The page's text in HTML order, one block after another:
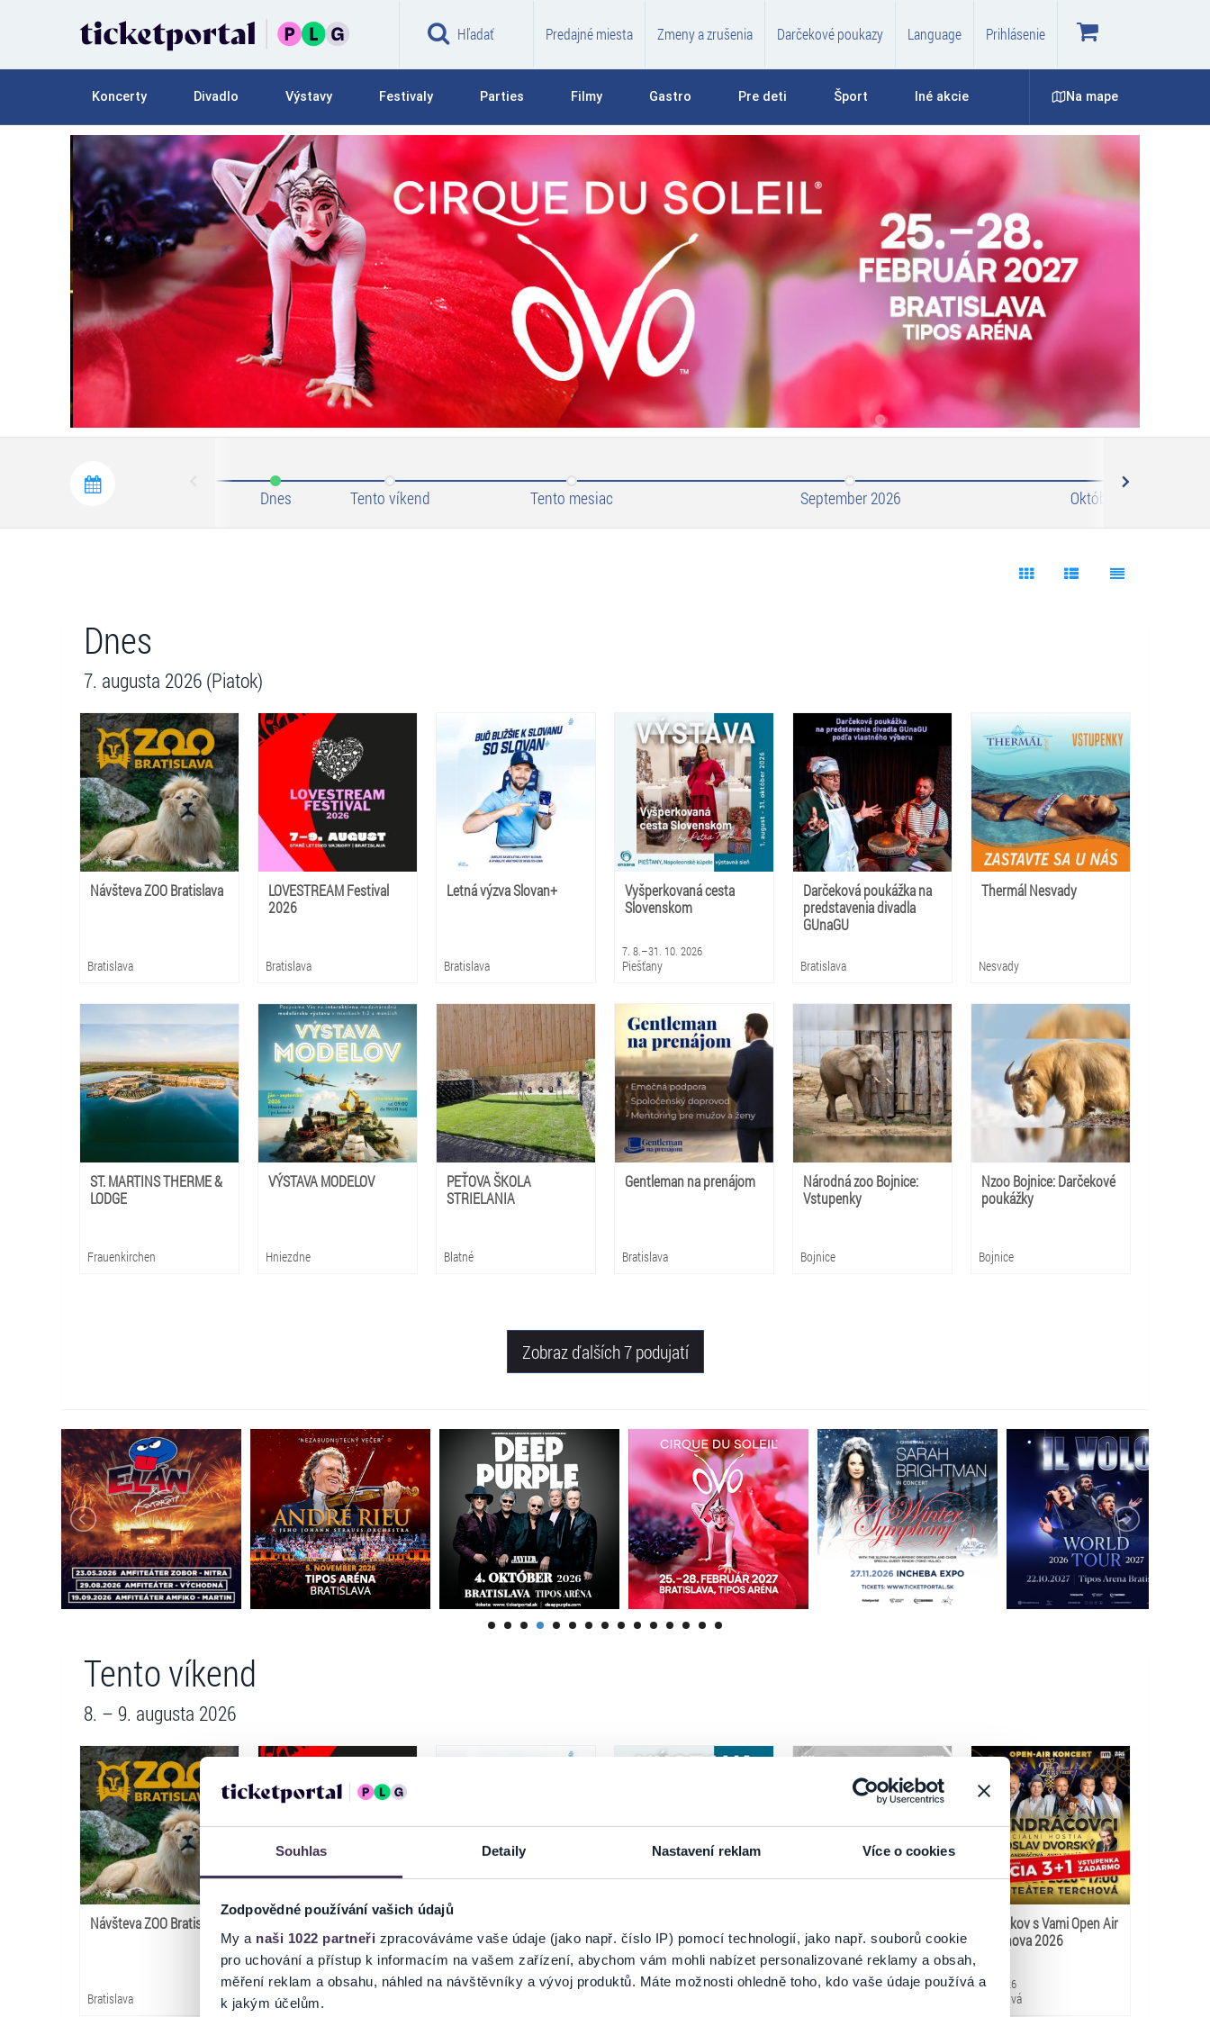
Souhlas Detaily Nastavení reklam Více o cookies
Zodpovědné používání vašich údajů
My a naši 1022 partneři zpracováváme vaše údaje (jako např. číslo IP) pomocí technologií, jako např. souborů cookie
pro uchování a přístup k informacím na vašem zařízení, abychom vám mohli nabízet personalizované reklamy a obsah,
měření reklam a obsahu, náhled na návštěvníky a vývoj produktů. Máte možnosti ohledně toho, kdo vaše údaje používá a
k jakým účelům.
Hľadať Predajné miesta Zmeny a zrušenia Darčekové poukazy Language Prihlásenie
Koncerty Divadlo Výstavy Festivaly Parties Filmy Gastro Pre deti Šport Iné akcie Na mape
Dnes Tento víkend Tento mesiac September 2026 Október 2026
Dnes
7. augusta 2026 (Piatok)
Návšteva ZOO Bratislava
Bratislava
LOVESTREAM Festival
2026
Bratislava
Letná výzva Slovan+
Bratislava
Vyšperkovaná cesta
Slovenskom
7. 8.–31. 10. 2026
Piešťany
Darčeková poukážka na
predstavenia divadla
GUnaGU
Bratislava
Thermál Nesvady
Nesvady
ST. MARTINS THERME &
LODGE
Frauenkirchen
VÝSTAVA MODELOV
Hniezdne
PEŤOVA ŠKOLA
STRIELANIA
Blatné
Gentleman na prenájom
Bratislava
Národná zoo Bojnice:
Vstupenky
Bojnice
Nzoo Bojnice: Darčekové
poukážky
Bojnice
Zobraz ďalších 7 podujatí
Tento víkend
8. – 9. augusta 2026
Návšteva ZOO Bratislava
Bratislava
LOVESTREAM Festival
2026
Bratislava
Slovenskom
7. 8.–31. 10. 2026
a ďalší
8.8.2026
20 rokov s Vami Open Air
Terchova 2026
8.8.2026
Terchová